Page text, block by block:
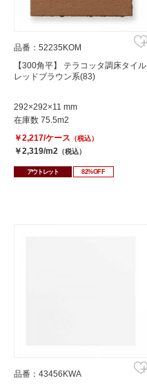
品番：52235KOM
【300角平】 テラコッタ調床タイル
レッドブラウン系(83)
292×292×11 mm
在庫数 75.5m2
￥2,217/ケース （税込）
￥2,319/m2 （税込）
アウトレット 82%OFF
品番：43456KWA